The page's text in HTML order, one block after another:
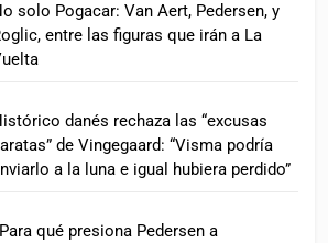
solo Pogacar: Van Aert, Pedersen, y
entre las figuras que irán a La
danés rechaza las “excusas
de Vingegaard: “Visma podría
a la luna e igual hubiera perdido”
qué presiona Pedersen a